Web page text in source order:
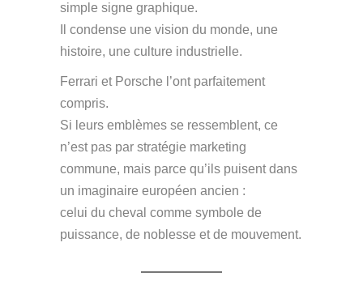
simple signe graphique.
Il condense une vision du monde, une
histoire, une culture industrielle.
Ferrari et Porsche l’ont parfaitement
compris.
Si leurs emblèmes se ressemblent, ce
n’est pas par stratégie marketing
commune, mais parce qu’ils puisent dans
un imaginaire européen ancien :
celui du cheval comme symbole de
puissance, de noblesse et de mouvement.